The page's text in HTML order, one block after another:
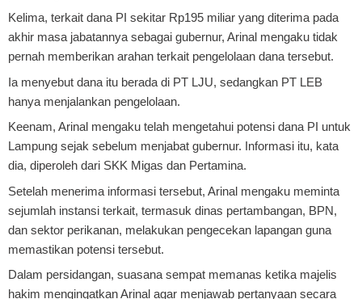
Kelima, terkait dana PI sekitar Rp195 miliar yang diterima pada
akhir masa jabatannya sebagai gubernur, Arinal mengaku tidak
pernah memberikan arahan terkait pengelolaan dana tersebut.
Ia menyebut dana itu berada di PT LJU, sedangkan PT LEB
hanya menjalankan pengelolaan.
Keenam, Arinal mengaku telah mengetahui potensi dana PI untuk
Lampung sejak sebelum menjabat gubernur. Informasi itu, kata
dia, diperoleh dari SKK Migas dan Pertamina.
Setelah menerima informasi tersebut, Arinal mengaku meminta
sejumlah instansi terkait, termasuk dinas pertambangan, BPN,
dan sektor perikanan, melakukan pengecekan lapangan guna
memastikan potensi tersebut.
Dalam persidangan, suasana sempat memanas ketika majelis
hakim mengingatkan Arinal agar menjawab pertanyaan secara